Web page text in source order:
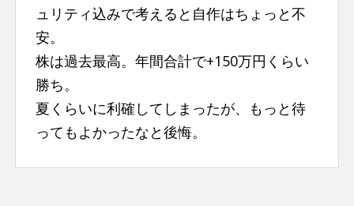
ュリティ込みで考えると自作はちょっと不
安。
株は過去最高。年間合計で+150万円くらい
勝ち。
夏くらいに利確してしまったが、もっと待
ってもよかったなと後悔。